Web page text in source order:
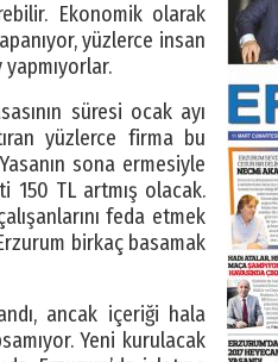
Ekonomik olarak
yüzlerce insan
süresi ocak ayı
yüzlerce firma bu
sona ermesiyle
150 TL artmış olacak.
feda etmek
birkaç basamak
ancak içeriği hala
Yeni kurulacak